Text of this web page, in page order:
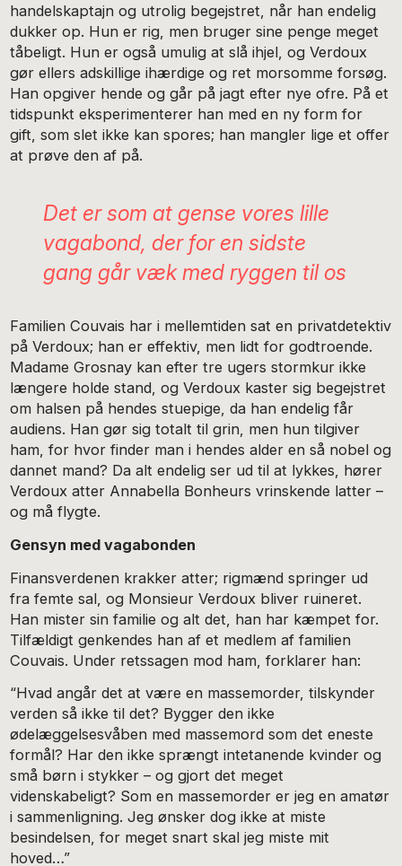
handelskaptajn og utrolig begejstret, når han endelig
dukker op. Hun er rig, men bruger sine penge meget
tåbeligt. Hun er også umulig at slå ihjel, og Verdoux
gør ellers adskillige ihærdige og ret morsomme forsøg.
Han opgiver hende og går på jagt efter nye ofre. På et
tidspunkt eksperimenterer han med en ny form for
gift, som slet ikke kan spores; han mangler lige et offer
at prøve den af på.
Det er som at gense vores lille
vagabond, der for en sidste
gang går væk med ryggen til os
Familien Couvais har i mellemtiden sat en privatdetektiv
på Verdoux; han er effektiv, men lidt for godtroende.
Madame Grosnay kan efter tre ugers stormkur ikke
længere holde stand, og Verdoux kaster sig begejstret
om halsen på hendes stuepige, da han endelig får
audiens. Han gør sig totalt til grin, men hun tilgiver
ham, for hvor finder man i hendes alder en så nobel og
dannet mand? Da alt endelig ser ud til at lykkes, hører
Verdoux atter Annabella Bonheurs vrinskende latter –
og må flygte.
Gensyn med vagabonden
Finansverdenen krakker atter; rigmænd springer ud
fra femte sal, og Monsieur Verdoux bliver ruineret.
Han mister sin familie og alt det, han har kæmpet for.
Tilfældigt genkendes han af et medlem af familien
Couvais. Under retssagen mod ham, forklarer han:
“Hvad angår det at være en massemorder, tilskynder
verden så ikke til det? Bygger den ikke
ødelæggelsesvåben med massemord som det eneste
formål? Har den ikke sprængt intetanende kvinder og
små børn i stykker – og gjort det meget
videnskabeligt? Som en massemorder er jeg en amatør
i sammenligning. Jeg ønsker dog ikke at miste
besindelsen, for meget snart skal jeg miste mit
hoved…”